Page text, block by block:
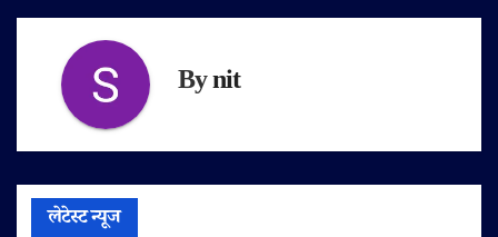
Bynit
लेटेस्ट न्यूज